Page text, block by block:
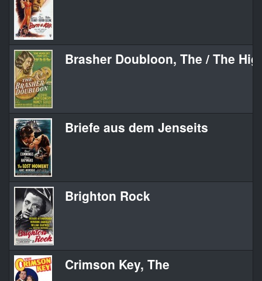
Brasher Doubloon, The / The
Briefe aus dem Jenseits
Brighton Rock
Crimson Key, The